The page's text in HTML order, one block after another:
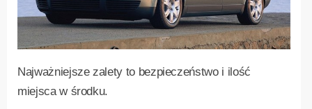
Najważniejsze zalety to bezpieczeństwo i ilość
miejsca w środku.